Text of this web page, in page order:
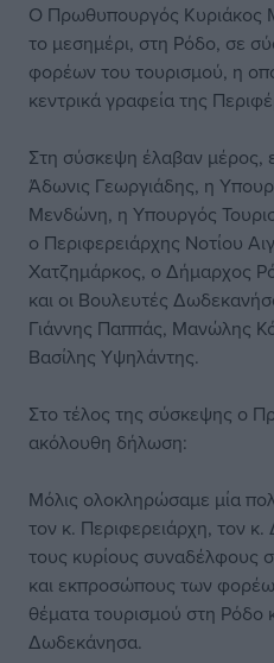
Ο Πρωθυπουργός Κυριάκος
το μεσημέρι, στη Ρόδο, σε
φορέων του τουρισμού, η
κεντρικά γραφεία της
Στη σύσκεψη έλαβαν μέρος,
Άδωνις Γεωργιάδης, η
Μενδώνη, η Υπουργός
ο Περιφερειάρχης Νοτίου
Χατζημάρκος, ο Δήμαρχος
και οι Βουλευτές
Γιάννης Παππάς, Μανώλης
Βασίλης Υψηλάντης.
Στο τέλος της σύσκεψης ο
ακόλουθη δήλωση:
Μόλις ολοκληρώσαμε μία
τον κ. Περιφερειάρχη, τον
τους κυρίους συναδέλφους
και εκπροσώπους των
θέματα τουρισμού στη Ρόδο
Δωδεκάνησα.